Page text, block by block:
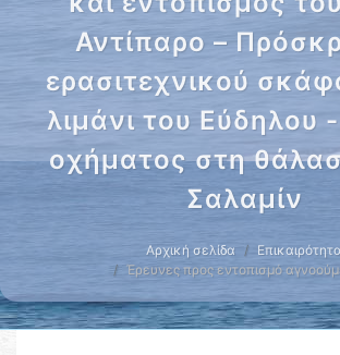
Αντίπαρο –
ερασιτεχνικού
λιμάνι του Εύδηλου
οχήματος στη
Σαλαμίν
Αρχική σελίδα
Έρευνες προς εντοπισμό